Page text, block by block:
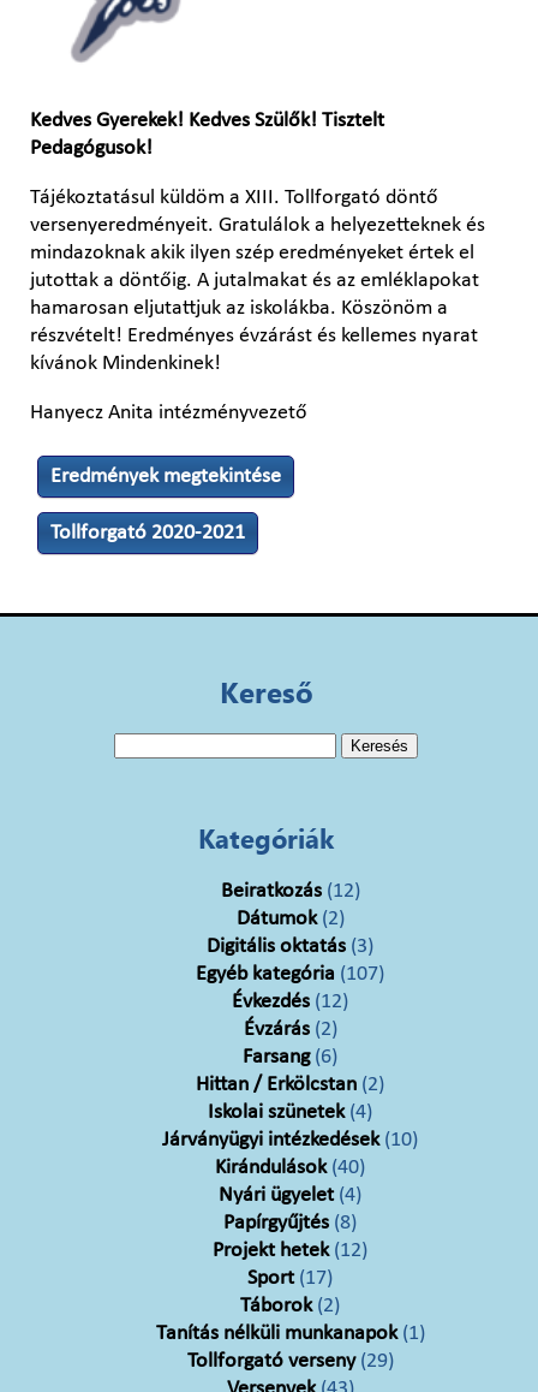
Kedves Gyerekek! Kedves Szülők! Tisztelt
Pedagógusok!
Tájékoztatásul küldöm a XIII. Tollforgató döntő
versenyeredményeit. Gratulálok a helyezetteknek és
mindazoknak akik ilyen szép eredményeket értek el
jutottak a döntőig. A jutalmakat és az emléklapokat
hamarosan eljutattjuk az iskolákba. Köszönöm a
részvételt! Eredményes évzárást és kellemes nyarat
kívánok Mindenkinek!
Hanyecz Anita intézményvezető
Eredmények megtekintése
Tollforgató 2020-2021
Kereső
Kategóriák
Beiratkozás(12)
Dátumok(2)
Digitális oktatás (3)
Egyéb kategória (107)
Évkezdés (12)
Évzárás(2)
Farsang(6)
Hittan / Erkölcstan (2)
Iskolai szünetek(4)
Járványügyi intézkedések(10)
Kirándulások(40)
Nyári ügyelet(4)
Papírgyűjtés (8)
Projekt hetek(12)
Sport(17)
Táborok(2)
Tanítás nélküli munkanapok(1)
Tollforgató verseny(29)